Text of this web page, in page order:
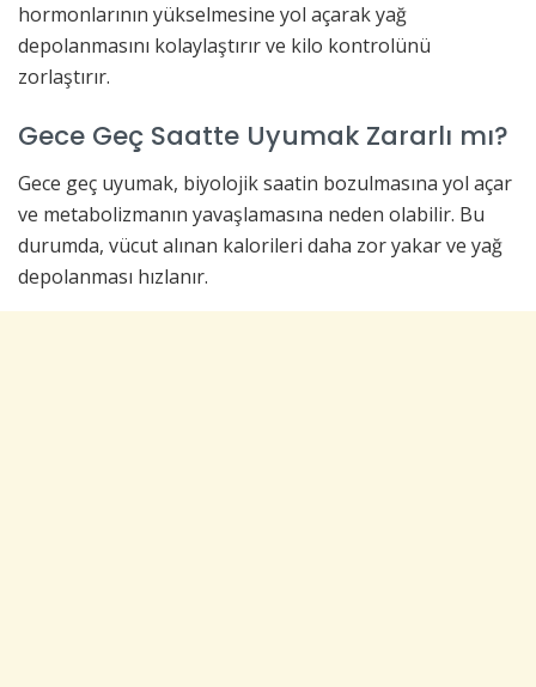
hormonlarının yükselmesine yol açarak yağ
depolanmasını kolaylaştırır ve kilo kontrolünü
zorlaştırır.
Gece Geç Saatte Uyumak Zararlı mı?
Gece geç uyumak, biyolojik saatin bozulmasına yol açar
ve metabolizmanın yavaşlamasına neden olabilir. Bu
durumda, vücut alınan kalorileri daha zor yakar ve yağ
depolanması hızlanır.